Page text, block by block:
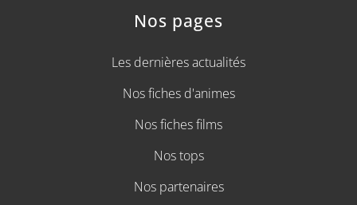
Nos pages
Les dernières actualités
Nos fiches d'animes
Nos fiches films
Nos tops
Nos partenaires